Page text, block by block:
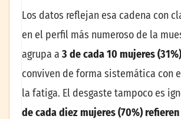
Los datos reflejan esa cadena con
en el perfil más numeroso de la
agrupa a 3 de cada 10 mujeres (31%)
conviven de forma sistemática con
la fatiga. El desgaste tampoco es
de cada diez mujeres (70%)